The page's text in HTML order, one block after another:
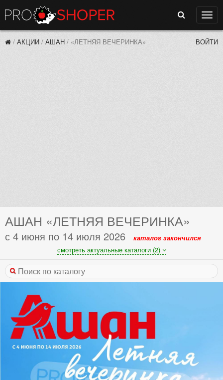
Поиск
/ АКЦИИ / АШАН / «ЛЕТНЯЯ ВЕЧЕРИНКА» ВОЙТИ
АШАН «ЛЕТНЯЯ ВЕЧЕРИНКА»
с 4 июня по 14 июля 2026
каталог закончился
смотреть актуальные каталоги (2)